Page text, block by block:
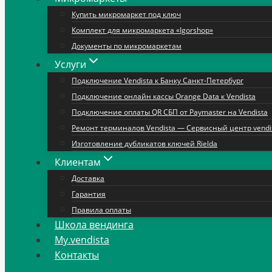
Купить микромаркет под ключ
Комплект для микромаркета «Igorshop»
Документы по микромаркетам
Услуги
Подключение Vendista к Банку Санкт-Петербург
Подключение онлайн кассы Orange Data к Vendista
Подключение оплаты QR СБП от Paymaster на Vendista
Ремонт терминалов Vendista — Сервисный центр
Изготовление дубликатов ключей Rielda
Клиентам
Доставка
Гарантия
Правила оплаты
Школа вендинга
My.vendista
Контакты